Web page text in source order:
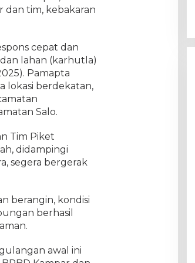
dan tim, kebakaran
cepat dan
lahan (karhutla)
Pamapta
lokasi berdekatan,
Salo.
Tim Piket
didampingi
segera bergerak
berangin, kondisi
berhasil
awal ini